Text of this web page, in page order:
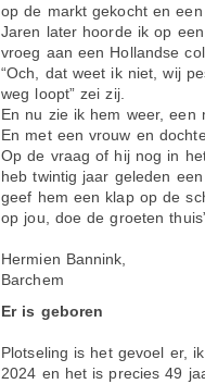
op de markt gekocht en
Jaren later hoorde ik op
vroeg aan een Hollandse
“Och, dat weet ik niet, wij
weg loopt” zei zij.
En nu zie ik hem weer, een
En met een vrouw en
Op de vraag of hij nog in
heb twintig jaar geleden
geef hem een klap op de
op jou, doe de groeten
Hermien Bannink,
Barchem
Er is geboren
Plotseling is het gevoel er,
2024 en het is precies 49